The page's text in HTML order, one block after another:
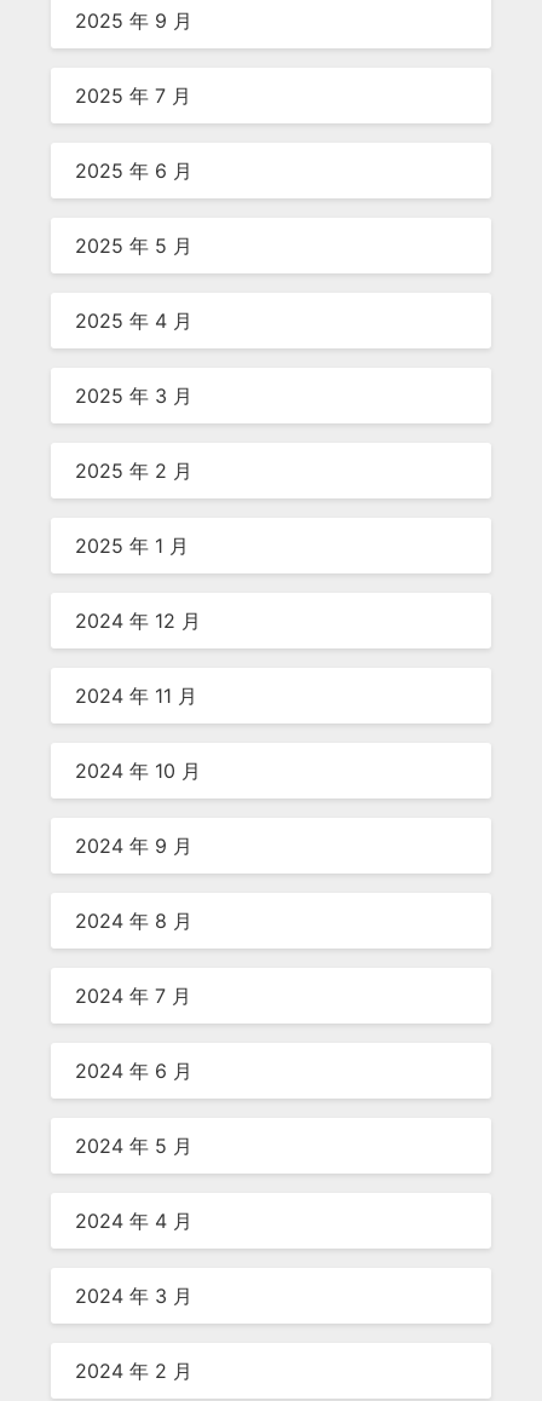
2025 年 9 月
2025 年 7 月
2025 年 6 月
2025 年 5 月
2025 年 4 月
2025 年 3 月
2025 年 2 月
2025 年 1 月
2024 年 12 月
2024 年 11 月
2024 年 10 月
2024 年 9 月
2024 年 8 月
2024 年 7 月
2024 年 6 月
2024 年 5 月
2024 年 4 月
2024 年 3 月
2024 年 2 月